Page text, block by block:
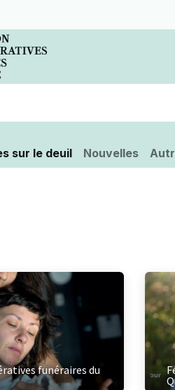
sur le deuil Nouvelles
funéraires du